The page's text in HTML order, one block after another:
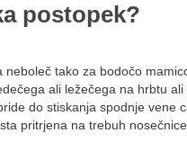
postopek?
neboleč tako za bodočo
ali ležečega na hrbtu
do stiskanja spodnje vene
pritrjena na trebuh